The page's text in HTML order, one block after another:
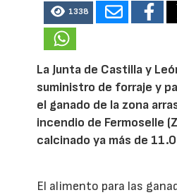
1338
La Junta de Castilla y
suministro de forraje y
el ganado de la zona
incendio de Fermoselle
calcinado ya más de
El alimento para las